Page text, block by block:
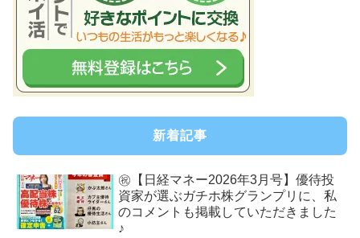
新着記事
㊗【日経マネー2026年3月号】優待投
資家が選ぶガチホ株グランプリに、私
のコメントも掲載していただきました
♪